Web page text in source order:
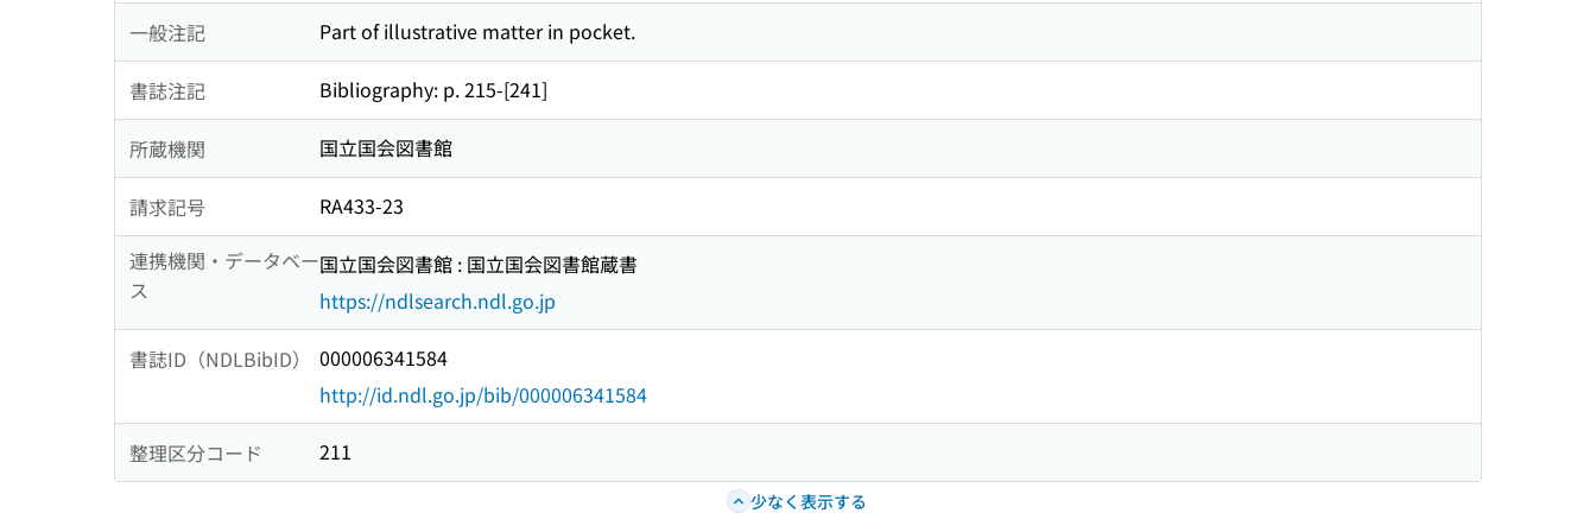
一般注記 Part of illustrative matter in pocket.
書誌注記 Bibliography: p. 215-[241]
所蔵機関 国立国会図書館
請求記号
RA433-23
連携機関・データベー
ス
国立国会図書館 : 国立国会図書館蔵書
https://ndlsearch.ndl.go.jp
書誌ID（NDLBibID）
000006341584
http://id.ndl.go.jp/bib/000006341584
整理区分コード 211
少なく表示する